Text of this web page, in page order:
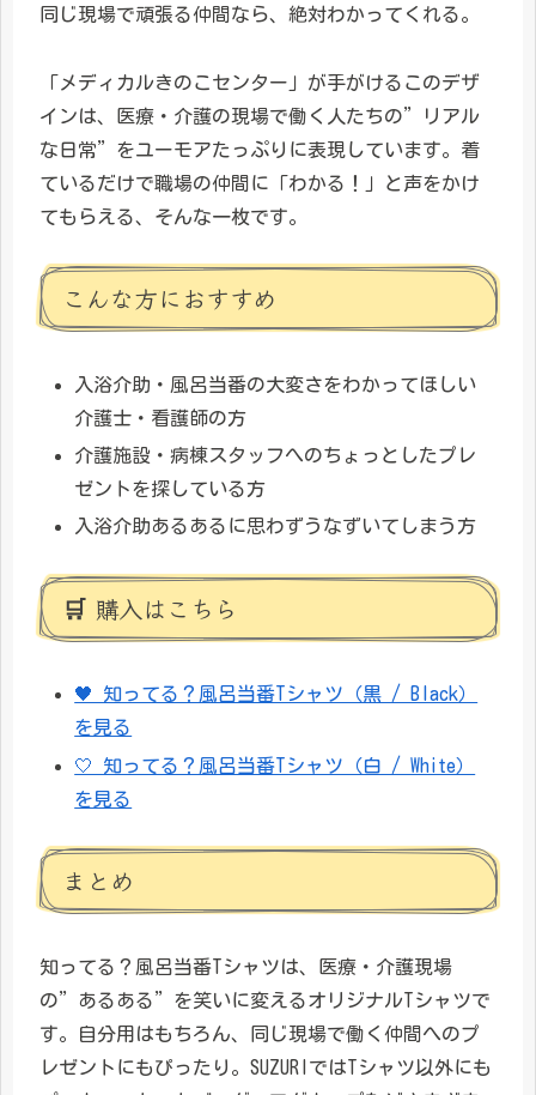
同じ現場で頑張る仲間なら、絶対わかってくれる。
「メディカルきのこセンター」が手がけるこのデザ
インは、医療・介護の現場で働く人たちの”リアル
な日常”をユーモアたっぷりに表現しています。着
ているだけで職場の仲間に「わかる！」と声をかけ
てもらえる、そんな一枚です。
こんな方におすすめ
入浴介助・風呂当番の大変さをわかってほしい
介護士・看護師の方
介護施設・病棟スタッフへのちょっとしたプレ
ゼントを探している方
入浴介助あるあるに思わずうなずいてしまう方
🛒 購入はこちら
🖤 知ってる？風呂当番Tシャツ（黒 / Black）
を見る
🤍 知ってる？風呂当番Tシャツ（白 / White）
を見る
まとめ
知ってる？風呂当番Tシャツは、医療・介護現場
の”あるある”を笑いに変えるオリジナルTシャツで
す。自分用はもちろん、同じ現場で働く仲間へのプ
レゼントにもぴったり。SUZURIではTシャツ以外にも